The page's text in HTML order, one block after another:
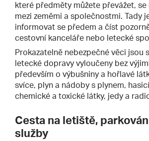
které předměty můžete převážet,
mezi zeměmi a společnostmi. Tady
informovat se předem a číst
cestovní kanceláře nebo letecké
Prokazatelně nebezpečné věci jsou
letecké dopravy vyloučeny bez
především o výbušniny a hořlavé
svíce, plyn a nádoby s plynem,
chemické a toxické látky, jedy a
Cesta na letiště,
služby